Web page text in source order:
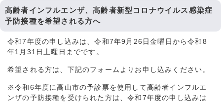
高齢者インフルエンザ、高齢者新型コロナウイルス感染症
予防接種を希望される方へ
令和7年度の申し込みは、令和7年9月26日金曜日から令和8
年1月31日土曜日までです。
希望される方は、下記のフォームよりお申し込みください。
※令和6年度に高山市の予診票を使用して高齢者インフルエ
ンザの予防接種を受けられた方は、令和7年度の申し込みは